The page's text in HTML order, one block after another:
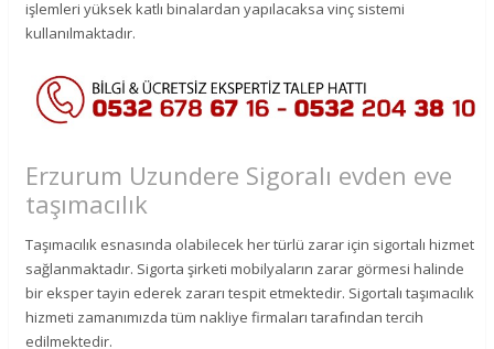
işlemleri yüksek katlı binalardan yapılacaksa vinç sistemi
kullanılmaktadır.
Erzurum Uzundere Sigoralı evden eve
taşımacılık
Taşımacılık esnasında olabilecek her türlü zarar için sigortalı hizmet
sağlanmaktadır. Sigorta şirketi mobilyaların zarar görmesi halinde
bir eksper tayin ederek zararı tespit etmektedir. Sigortalı taşımacılık
hizmeti zamanımızda tüm nakliye firmaları tarafından tercih
edilmektedir.